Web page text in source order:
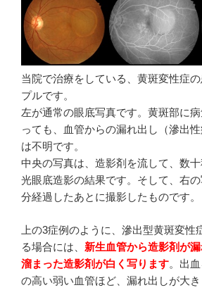
当院で治療をしている、黄斑変性症
プルです。
左が通常の眼底写真です。黄斑部に
っても、血管からの漏れ出し（滲出
は不明です。
中央の写真は、造影剤を流して、数
光眼底造影の結果です。そして、右
分経過したあとに撮影したものです。
上の3症例のように、滲出型黄斑変性
る場合には、 新生血管から造影剤が
溜まった造影剤が白く写ります。出
の高い弱い血管ほど、漏れ出しが大